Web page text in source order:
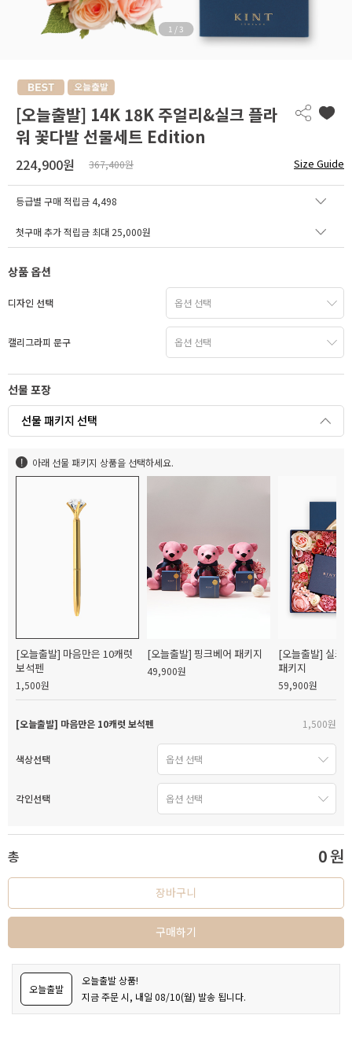
1 / 3
[오늘출발] 14K 18K 주얼리&실크 플라
워 꽃다발 선물세트 Edition
224,900원 367,400원 Size Guide
등급별 구매 적립금4,498
첫구매 추가 적립금 최대 25,000원
상품 옵션
디자인 선택
캘리그라피 문구
선물 포장
선물 패키지 선택
아래 선물 패키지 상품을 선택하세요.
[오늘출발] 마음만은 10캐럿
보석펜
1,500원
[오늘출발] 핑크베어 패키지
49,900원
[오늘출발] 실크
패키지
59,900원
[오늘출발] 마음만은 10캐럿 보석펜 1,500원
색상선택
각인선택
총 0원
장바구니
구매하기
오늘출발
오늘출발 상품!
지금 주문 시, 내일 08/10(월) 발송 됩니다.